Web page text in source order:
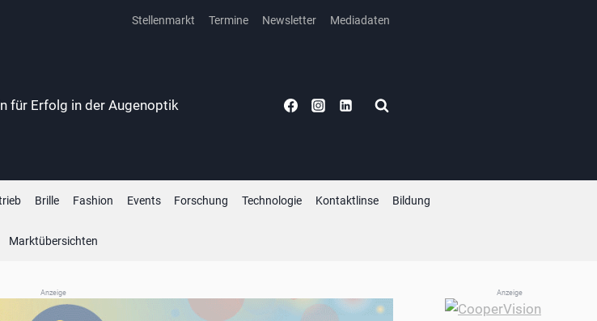
Stellenmarkt Termine Newsletter Mediadaten
für Erfolg in der Augenoptik
Brille Fashion Events Forschung Technologie Kontaktlinse Bildung
Marktübersichten
Anzeige
Anzeige